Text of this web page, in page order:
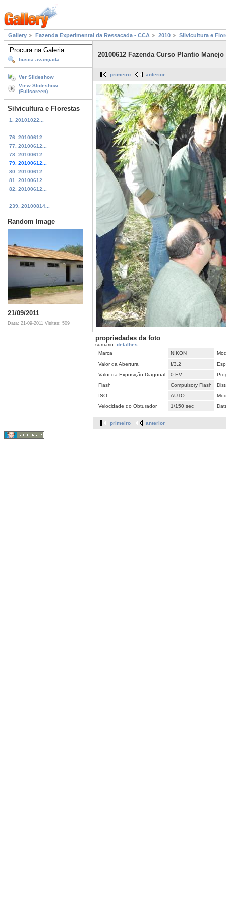
Gallery Fazenda Experimental da Ressacada - CCA 2010 Silvicultura e
busca avançada
Ver Slideshow
View Slideshow
(Fullscreen)
Silvicultura e Florestas
1. 20101022...
76. 20100612...
77. 20100612...
78. 20100612...
79. 20100612...
80. 20100612...
81. 20100612...
82. 20100612...
239. 20100814...
Random Image
21/09/2011
Data: 21-09-2011 Visitas: 509
20100612 Fazenda Curso Plantio
primeiro anterior
propriedades da foto
sumário detalhes
Marca
NIKON
Valor da Abertura
f/3,2
Valor da Exposição Diagonal
0 EV
Flash
Compulsory Flash
ISO
AUTO
Velocidade do Obturador
1/150 sec
primeiro anterior